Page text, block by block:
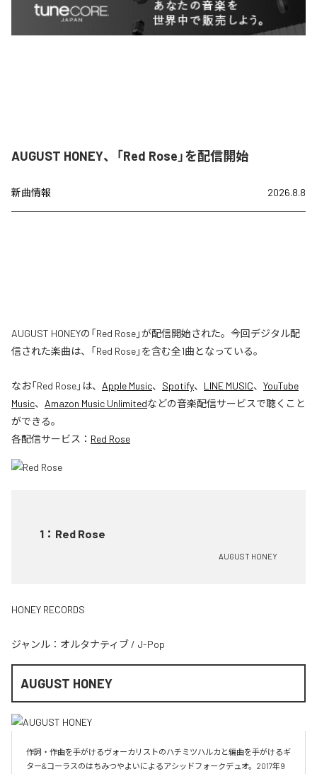
AUGUST HONEY、「Red Rose」を配信開始
新曲情報 2026.8.8
AUGUST HONEYの「Red Rose」が配信開始された。今回デジタル配
信された楽曲は、「Red Rose」を含む全1曲となっている。
なお「Red Rose」は、 Apple Music、 Spotify、 LINE MUSIC、 YouTube
Music、 Amazon Music Unlimitedなどの音楽配信サービスで聴くこと
ができる。
各配信サービス： Red Rose
1 ： Red Rose
AUGUST HONEY
HONEY RECORDS
ジャンル： オルタナティブ / J-Pop
AUGUST HONEY
作詞・作曲を手がけるヴォーカリストのハチミツハルカと編曲を手がけるギ
ター&コーラスのはちみつやよいによるアシッドフォークデュオ。2017年9